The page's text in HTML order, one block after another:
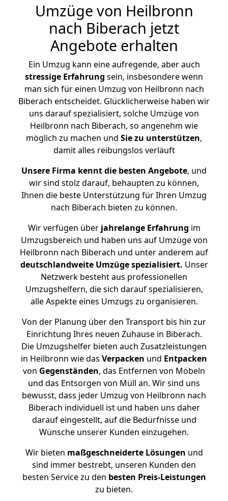
Umzüge von Heilbronn
nach Biberach jetzt
Angebote erhalten
Ein Umzug kann eine aufregende, aber auch
stressige Erfahrung sein, insbesondere wenn
man sich für einen Umzug von Heilbronn nach
Biberach entscheidet. Glücklicherweise haben wir
uns darauf spezialisiert, solche Umzüge von
Heilbronn nach Biberach, so angenehm wie
möglich zu machen und Sie zu unterstützen,
damit alles reibungslos verläuft
Unsere Firma kennt die besten Angebote, und
wir sind stolz darauf, behaupten zu können,
Ihnen die beste Unterstützung für Ihren Umzug
nach Biberach bieten zu können.
Wir verfügen überjahrelange Erfahrung im
Umzugsbereich und haben uns auf Umzüge von
Heilbronn nach Biberach und unter anderem auf
deutschlandweite Umzüge spezialisiert. Unser
Netzwerk besteht aus professionellen
Umzugshelfern, die sich darauf spezialisieren,
alle Aspekte eines Umzugs zu organisieren.
Von der Planung über den Transport bis hin zur
Einrichtung Ihres neuen Zuhause in Biberach.
Die Umzugshelfer bieten auch Zusatzleistungen
in Heilbronn wie das Verpacken und Entpacken
von Gegenständen, das Entfernen von Möbeln
und das Entsorgen von Müll an. Wir sind uns
bewusst, dass jeder Umzug von Heilbronn nach
Biberach individuell ist und haben uns daher
darauf eingestellt, auf die Bedürfnisse und
Wünsche unserer Kunden einzugehen.
Wir bieten maßgeschneiderte Lösungen und
sind immer bestrebt, unseren Kunden den
besten Service zu den besten Preis-Leistungen
zu bieten.